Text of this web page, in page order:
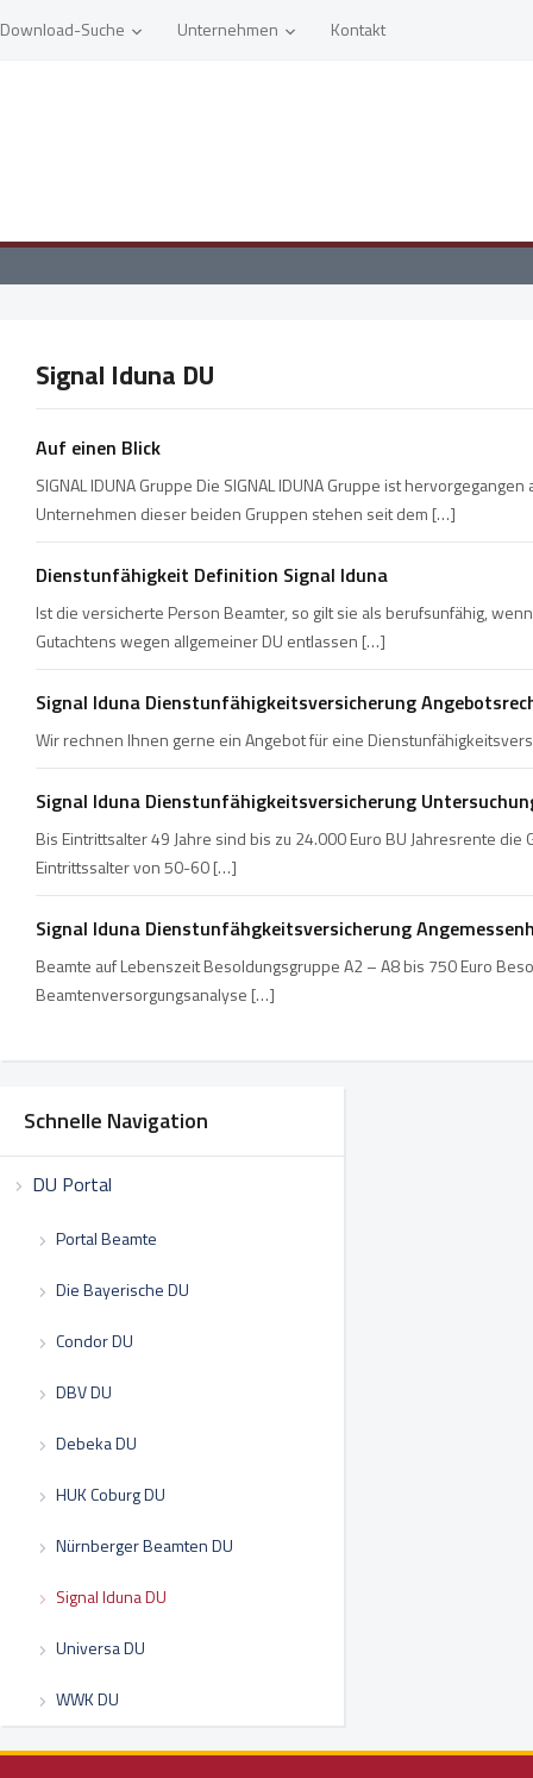
Download-Suche Unternehmen Kontakt
Schnelle Navigation
DU Portal
Portal Beamte
Die Bayerische DU
Condor DU
DBV DU
Debeka DU
HUK Coburg DU
Nürnberger Beamten DU
Signal Iduna DU
Universa DU
WWK DU
Signal Iduna DU
Auf einen Blick
SIGNAL IDUNA Gruppe Die SIGNAL IDUNA Gruppe ist
Unternehmen dieser beiden Gruppen stehen seit dem […]
Dienstunfähigkeit Definition Signal Iduna
Ist die versicherte Person Beamter, so gilt sie als berufsunfähig,
Gutachtens wegen allgemeiner DU entlassen […]
Signal Iduna Dienstunfähigkeitsversicherung
Wir rechnen Ihnen gerne ein Angebot für eine
Signal Iduna Dienstunfähigkeitsversicherung
Bis Eintrittsalter 49 Jahre sind bis zu 24.000 Euro BU Jahresrente
Eintrittssalter von 50-60 […]
Signal Iduna Dienstunfähgkeitsversicherung
Beamte auf Lebenszeit Besoldungsgruppe A2 – A8 bis 750 Euro
Beamtenversorgungsanalyse […]